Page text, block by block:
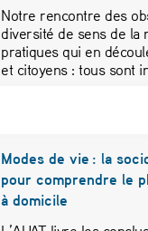
Notre rencontre des
diversité de sens de la
pratiques qui en
et citoyens : tous sont
Modes de vie : la
pour comprendre le
à domicile